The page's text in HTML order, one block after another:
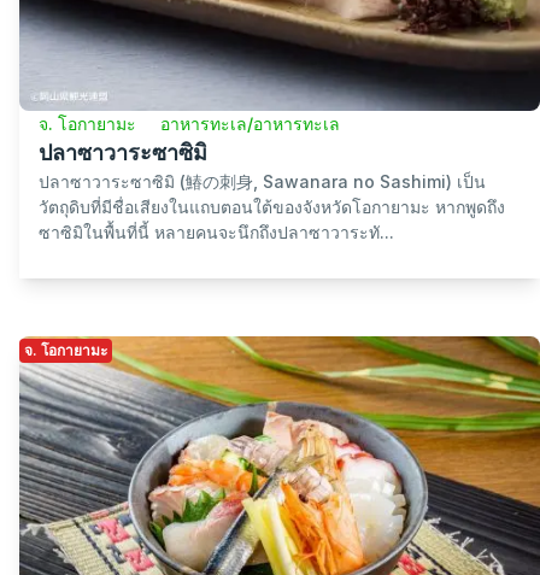
จ. โอกายามะ อาหารทะเล/อาหารทะเล
ปลาซาวาระซาซิมิ
ปลาซาวาระซาซิมิ (鰆の刺身, Sawanara no Sashimi) เป็น
วัตถุดิบที่มีชื่อเสียงในแถบตอนใต้ของจังหวัดโอกายามะ หากพูดถึง
ซาซิมิในพื้นที่นี้ หลายคนจะนึกถึงปลาซาวาระทั...
จ. โอกายามะ